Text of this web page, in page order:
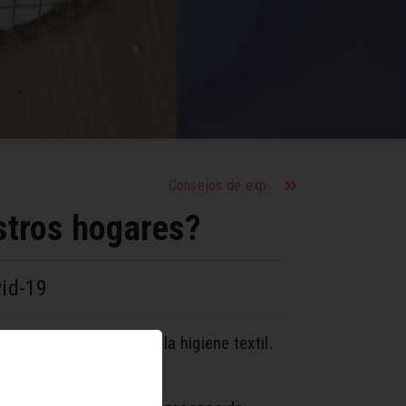
Consejos de experto para hacer pan casero
hogares?
19
con respecto a la higiene textil.